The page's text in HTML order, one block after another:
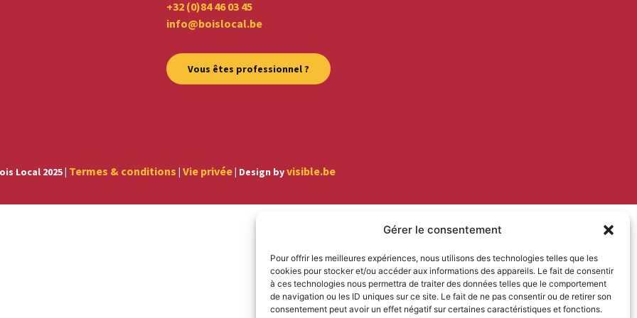
Gérer le consentement
Pour offrir les meilleures expériences, nous utilisons des technologies telles que les
cookies pour stocker et/ou accéder aux informations des appareils. Le fait de consentir
à ces technologies nous permettra de traiter des données telles que le comportement
de navigation ou les ID uniques sur ce site. Le fait de ne pas consentir ou de retirer son
consentement peut avoir un effet négatif sur certaines caractéristiques et fonctions.
+32 (0)84 46 03 45
info@boislocal.be
Vous êtes professionnel ?
Local 2025 | Termes & conditions | Vie privée| Design byvisible.be